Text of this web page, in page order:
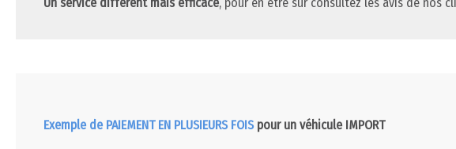
Exemple de PAIEMENT EN PLUSIEURS FOISpour un véhicule IMPORT